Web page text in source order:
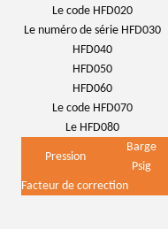
Le code HFD020
Le numéro de série HFD030
HFD040
HFD050
HFD060
Le code HFD070
Le HFD080
Pression
Barge
Psig
Facteur de correction